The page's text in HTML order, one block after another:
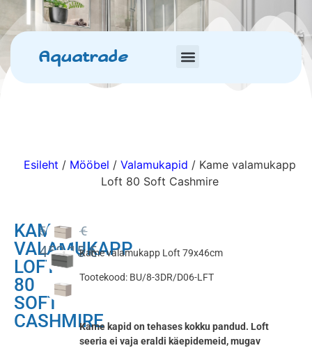
Aquatrade
Esileht / Mööbel / Valamukapid / Kame valamukapp
Loft 80 Soft Cashmire
KAME
VALAMUKAPP
LOFT
80
SOFT
CASHMIRE
539.00€
458.15€
Kame valamukapp Loft 79x46cm
Tootekood: BU/8-3DR/D06-LFT
Kame kapid on tehases kokku pandud. Loft
seeria ei vaja eraldi käepidemeid, mugav